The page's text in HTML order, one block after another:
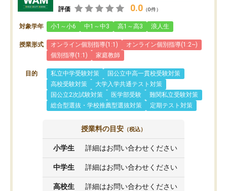
評価 0.0 （0件）
対象学年 小1～小6 中1～中3 高1～高3 浪人生
授業形式 オンライン個別指導(1:1)
オンライン個別指導(1:2~)
個別指導(1:1)
家庭教師
目的 私立中学受験対策
国公立中高一貫校受験対策
高校受験対策
大学入学共通テスト対策
国公立2次試験対策
医学部受験
難関私立受験対策
総合型選抜・学校推薦型選抜対策
定期テスト対策
授業料の目安 （税込）
小学生 詳細はお問い合わせください
中学生 詳細はお問い合わせください
高校生 詳細はお問い合わせください